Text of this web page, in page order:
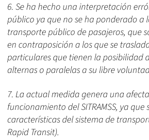
6. Se ha hecho una interpretación
público ya que no se ha ponderado a
transporte público de pasajeros, que
en contraposición a los que se
particulares que tienen la posibilidad
alternas o paralelas a su libre
7. La actual medida genera una
funcionamiento del SITRAMSS, ya que
características del sistema de
Rapid Transit).